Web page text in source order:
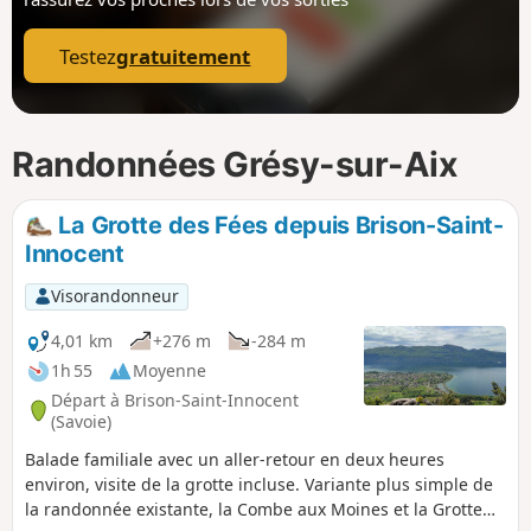
p
Testezgratuitement
Randonnées Grésy-sur-Aix
La Grotte des Fées depuis Brison-Saint-
Innocent
Visorandonneur
4,01 km
+276 m
-284 m
1h 55
Moyenne
Départ à Brison-Saint-Innocent
(Savoie)
Balade familiale avec un aller-retour en deux heures
environ, visite de la grotte incluse. Variante plus simple de
la randonnée existante, la Combe aux Moines et la Grotte